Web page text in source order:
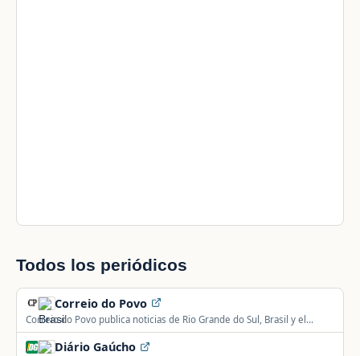
Todos los periódicos
Correio do Povo
Correio do Povo publica noticias de Rio Grande do Sul, Brasil y el
mundo sobre política, deportes, cultura y economía.
Diário Gaúcho